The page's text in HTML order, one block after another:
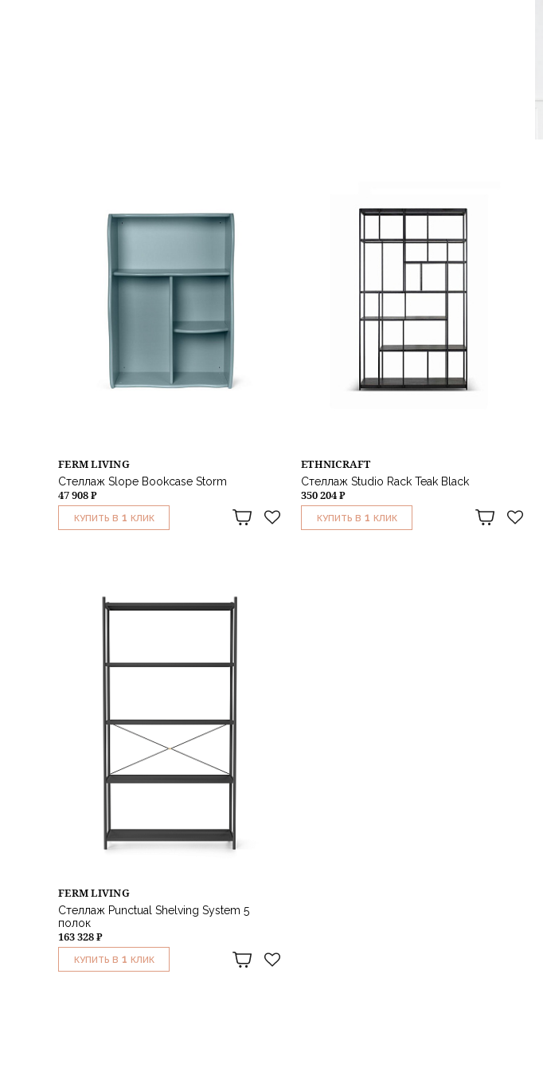
FERM LIVING
Стеллаж Slope Bookcase Storm
47 908 ₽
КУПИТЬ В 1 КЛИК
ETHNICRAFT
Стеллаж Studio Rack Teak Black
350 204 ₽
КУПИТЬ В 1 КЛИК
FERM LIVING
Стеллаж Punctual Shelving System 5
полок
163 328 ₽
КУПИТЬ В 1 КЛИК